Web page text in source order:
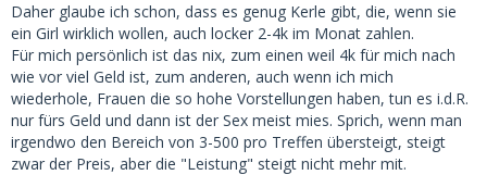
Daher glaube ich schon, dass es genug Kerle gibt, die, wenn sie
ein Girl wirklich wollen, auch locker 2-4k im Monat zahlen.
Für mich persönlich ist das nix, zum einen weil 4k für mich nach
wie vor viel Geld ist, zum anderen, auch wenn ich mich
wiederhole, Frauen die so hohe Vorstellungen haben, tun es i.d.R.
nur fürs Geld und dann ist der Sex meist mies. Sprich, wenn man
irgendwo den Bereich von 3-500 pro Treffen übersteigt, steigt
zwar der Preis, aber die "Leistung" steigt nicht mehr mit.